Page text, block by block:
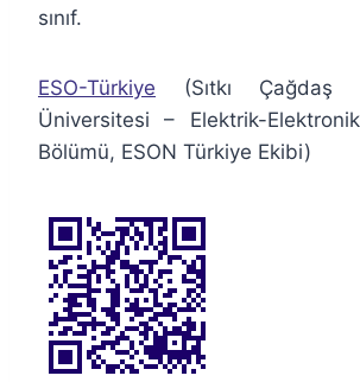
sınıf.
ESO-Türkiye (Sıtkı Çağdaş
Üniversitesi – Elektrik-
Bölümü, ESON Türkiye Ekibi)